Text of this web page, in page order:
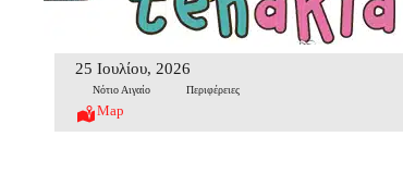
25 Ιουλίου, 2026
Νότιο Αιγαίο Περιφέρειες
Map